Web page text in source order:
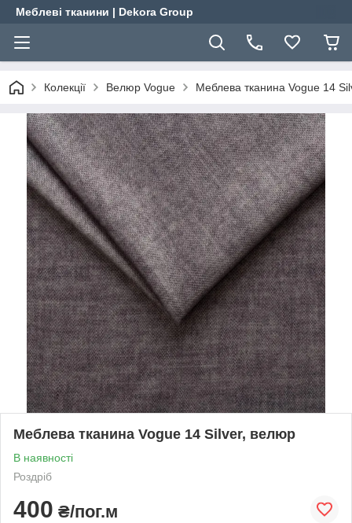
Меблеві тканини | Dekora Group
Колекції Велюр Vogue Меблева тканина Vogue 14
Меблева тканина Vogue 14 Silver, велюр
В наявності
Роздріб
400 ₴/пог.м